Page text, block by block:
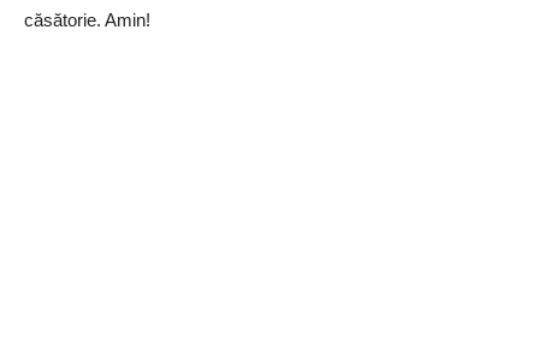
căsătorie. Amin!